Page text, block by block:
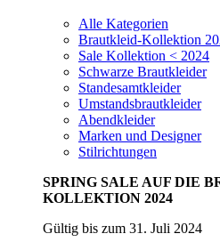
Alle Kategorien
Brautkleid-Kollektion
Sale Kollektion < 2024
Schwarze Brautkleider
Standesamtkleider
Umstandsbrautkleider
Abendkleider
Marken und Designer
Stilrichtungen
SPRING SALE AUF DIE
KOLLEKTION 2024
Gültig bis zum 31. Juli 2024